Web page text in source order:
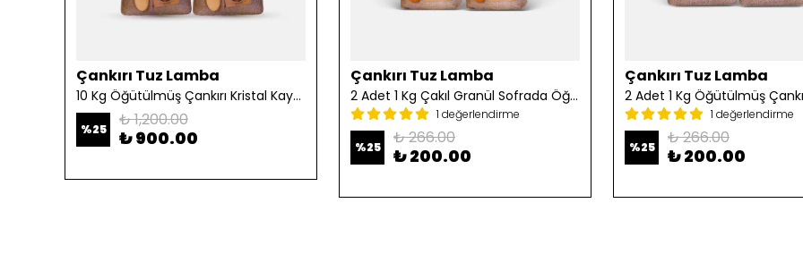
Çankırı Tuz Lamba
10 Kg Öğütülmüş Çankırı Kristal Kaya Tuzu
%25 ₺ 1,200.00
₺ 900.00
Çankırı Tuz Lamba
2 Adet 1 Kg Çakıl Granül Sofrada Öğütme Tuzu
1 değerlendirme
%25 ₺ 266.00
₺ 200.00
Çankırı Tuz Lamba
1 değerlendirme
%25 ₺ 266.00
₺ 200.00